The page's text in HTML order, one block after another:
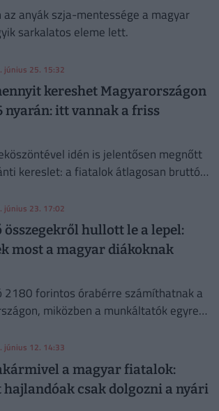
anyák szja-mentessége a magyar
sarkalatos eleme lett.
június 25. 15:32
kereshet Magyarországon
nyarán: itt vannak a friss
idén is jelentősen megnőtt
kereslet: a fiatalok átlagosan bruttó
június 23. 17:02
összegekről hullott le a lepel:
most a magyar diákoknak
2180 forintos órabérre számíthatnak a
miközben a munkáltatók egyre
június 12. 14:33
a magyar fiatalok:
hajlandóak csak dolgozni a nyári